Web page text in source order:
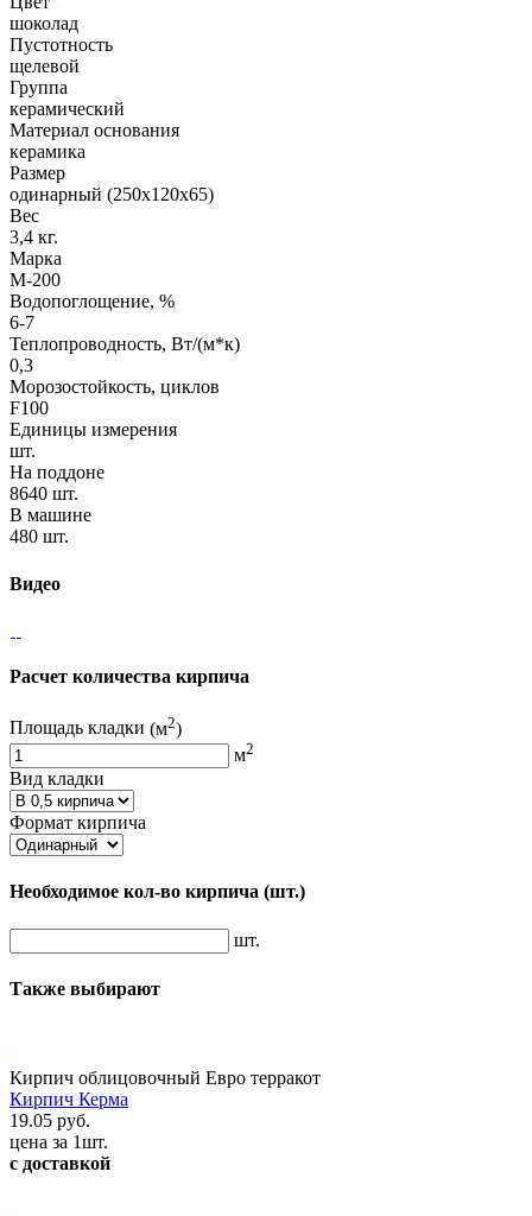
шоколад
Пустотность
щелевой
Группа
керамический
Материал основания
керамика
Размер
одинарный (250х120х65)
Вес
3,4 кг.
Марка
М-200
Водопоглощение, %
6-7
Теплопроводность, Вт/(м*к)
0,3
Морозостойкость, циклов
F100
Единицы измерения
шт.
На поддоне
8640 шт.
В машине
480 шт.
Видео
Расчет количества кирпича
Площадь кладки (м2)
м2
Вид кладки
Формат кирпича
Необходимое кол-во кирпича (шт.)
шт.
Также выбирают
Кирпич облицовочный Евро терракот
Кирпич Керма
19.05 руб.
цена за 1шт.
с доставкой